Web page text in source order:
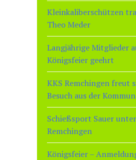
Kleinkaliberschützen
Theo Meder
Langjährige Mitglieder
Königsfeier geehrt
KKS Remchingen freut
Besuch aus der
Schießsport Sauer
Remchingen
Königsfeier –